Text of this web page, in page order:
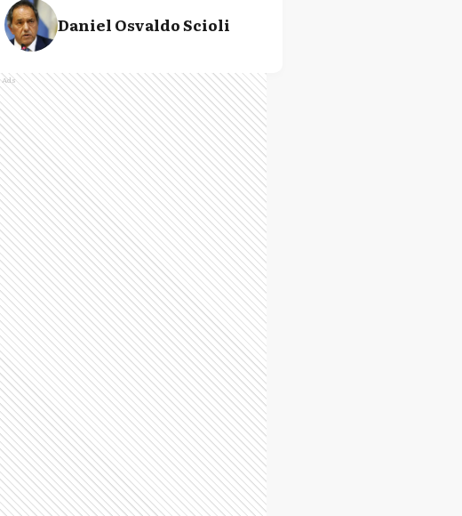
Daniel Osvaldo Scioli
Ads